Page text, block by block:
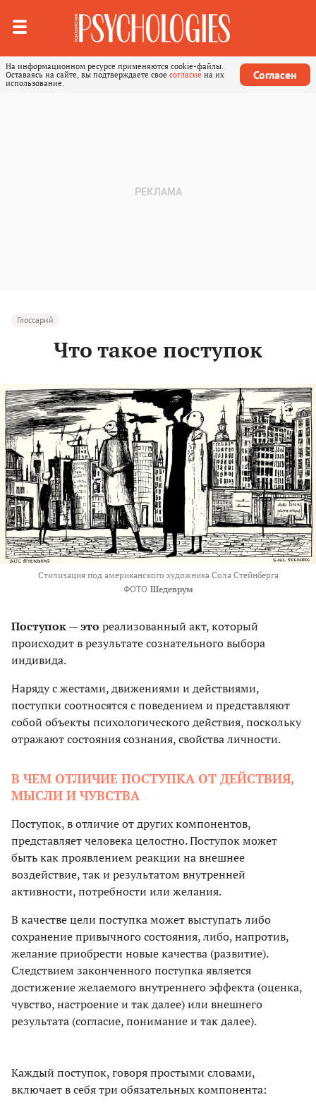
На информационном ресурсе применяются cookie-файлы.
Оставаясь на сайте, вы подтверждаете свое согласие на их
использование.
Согласен
Глоссарий
Что такое поступок
Стилизация под американского художника Сола Стейнберга
ФОТО Шедеврум
Поступок — это реализованный акт, который
происходит в результате сознательного выбора
индивида.
Наряду с жестами, движениями и действиями,
поступки соотносятся с поведением и представляют
собой объекты психологического действия, поскольку
отражают состояния сознания, свойства личности.
В ЧЕМ ОТЛИЧИЕ ПОСТУПКА ОТ ДЕЙСТВИЯ,
МЫСЛИ И ЧУВСТВА
Поступок, в отличие от других компонентов,
представляет человека целостно. Поступок может
быть как проявлением реакции на внешнее
воздействие, так и результатом внутренней
активности, потребности или желания.
В качестве цели поступка может выступать либо
сохранение привычного состояния, либо, напротив,
желание приобрести новые качества (развитие).
Следствием законченного поступка является
достижение желаемого внутреннего эффекта (оценка,
чувство, настроение и так далее) или внешнего
результата (согласие, понимание и так далее).
Каждый поступок, говоря простыми словами,
включает в себя три обязательных компонента: